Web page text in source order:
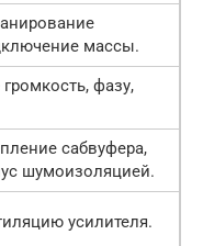
массы.
громкость, фазу,
сабвуфера,
шумоизоляцией.
усилителя.